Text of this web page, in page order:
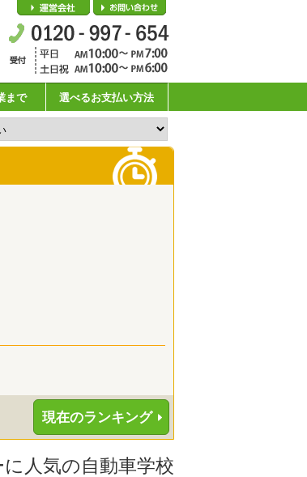
会社概要
まで 選べるお支払い方法
現在のランキング
人気の自動車学校